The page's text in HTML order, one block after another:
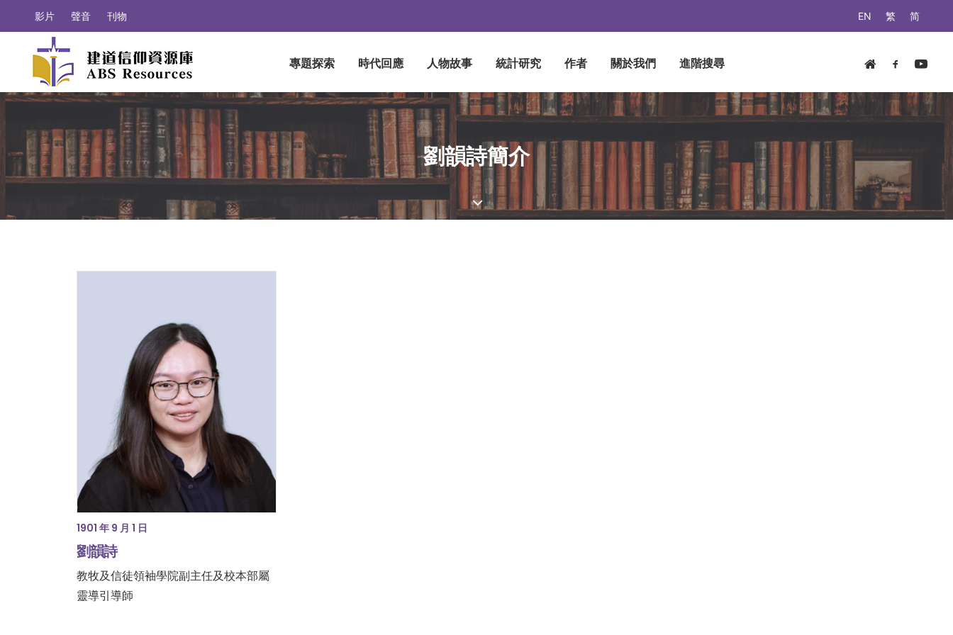
EN 繁 简
影片 聲音 刊物
專題探索 時代回應 人物故事 統計研究 作者 關於我們 進階搜尋
劉韻詩簡介
1901 年 9 月 1 日
劉韻詩
教牧及信徒領袖學院副主任及校本部屬
靈導引導師